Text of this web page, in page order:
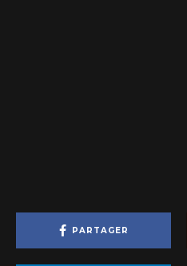
PARTAGER